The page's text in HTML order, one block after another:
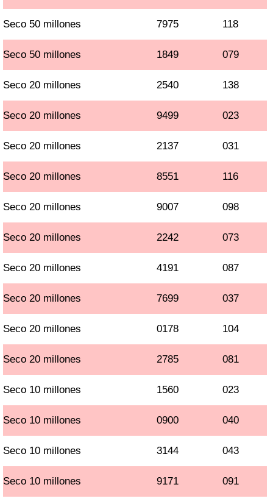
Seco 50 millones 7975 118
Seco 50 millones 1849 079
Seco 20 millones 2540 138
Seco 20 millones 9499 023
Seco 20 millones 2137 031
Seco 20 millones 8551 116
Seco 20 millones 9007 098
Seco 20 millones 2242 073
Seco 20 millones 4191 087
Seco 20 millones 7699 037
Seco 20 millones 0178 104
Seco 20 millones 2785 081
Seco 10 millones 1560 023
Seco 10 millones 0900 040
Seco 10 millones 3144 043
Seco 10 millones 9171 091